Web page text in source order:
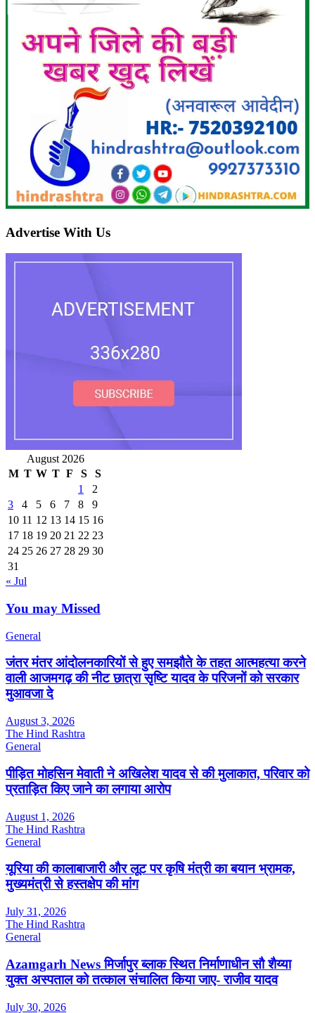
Advertise With Us
August 2026
M T W T F S
S
1
2
3
4 5 6 7 8
9
10 11 12 13 14 15 16
17 18 19 20 21 22 23
24 25 26 27 28 29 30
31
« Jul
You may Missed
General
जंतर मंतर आंदोलनकारियों से हुए समझौते के तहत आत्महत्या करने
वाली आजमगढ़ की नीट छात्रा सृष्टि यादव के परिजनों को सरकार
मुआवजा दे
August 3, 2026
The Hind Rashtra
General
पीड़ित मोहसिन मेवाती ने अखिलेश यादव से की मुलाकात, परिवार को
प्रताड़ित किए जाने का लगाया आरोप
August 1, 2026
The Hind Rashtra
General
यूरिया की कालाबाजारी और लूट पर कृषि मंत्री का बयान भ्रामक,
मुख्यमंत्री से हस्तक्षेप की मांग
July 31, 2026
The Hind Rashtra
General
Azamgarh News मिर्जापुर ब्लाक स्थित निर्माणाधीन सौ शैय्या
युक्त अस्पताल को तत्काल संचालित किया जाए- राजीव यादव
July 30, 2026